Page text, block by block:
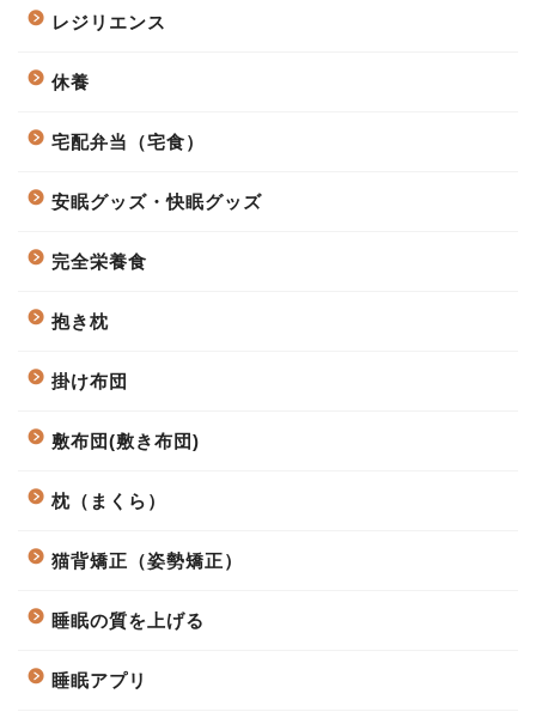
レジリエンス
休養
宅配弁当（宅食）
安眠グッズ・快眠グッズ
完全栄養食
抱き枕
掛け布団
敷布団(敷き布団)
枕（まくら）
猫背矯正（姿勢矯正）
睡眠の質を上げる
睡眠アプリ